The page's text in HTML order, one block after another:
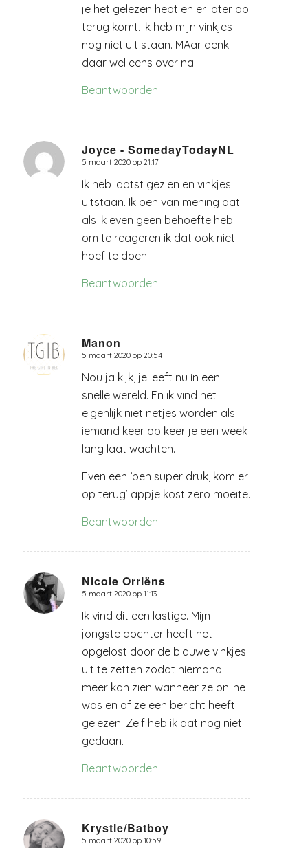
je het gelezen hebt en er later op
terug komt. Ik heb mijn vinkjes
nog niet uit staan. MAar denk
daar wel eens over na.
Beantwoorden
Joyce - SomedayTodayNL
zegt:
5 maart 2020 op 21:17
Ik heb laatst gezien en vinkjes
uitstaan. Ik ben van mening dat
als ik even geen behoefte heb
om te reageren ik dat ook niet
hoef te doen.
Beantwoorden
Manon
zegt:
5 maart 2020 op 20:54
Nou ja kijk, je leeft nu in een
snelle wereld. En ik vind het
eigenlijk niet netjes worden als
iemand keer op keer je een week
lang laat wachten.
Even een ‘ben super druk, kom er
op terug’ appje kost zero moeite.
Beantwoorden
Nicole Orriëns
zegt:
5 maart 2020 op 11:13
Ik vind dit een lastige. Mijn
jongste dochter heeft het
opgelost door de blauwe vinkjes
uit te zetten zodat niemand
meer kan zien wanneer ze online
was en of ze een bericht heeft
gelezen. Zelf heb ik dat nog niet
gedaan.
Beantwoorden
Krystle/Batboy
zegt:
5 maart 2020 op 10:59